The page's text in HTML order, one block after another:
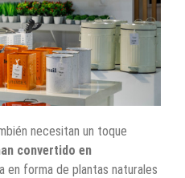
necesitan un toque
convertido en
en forma de plantas naturales